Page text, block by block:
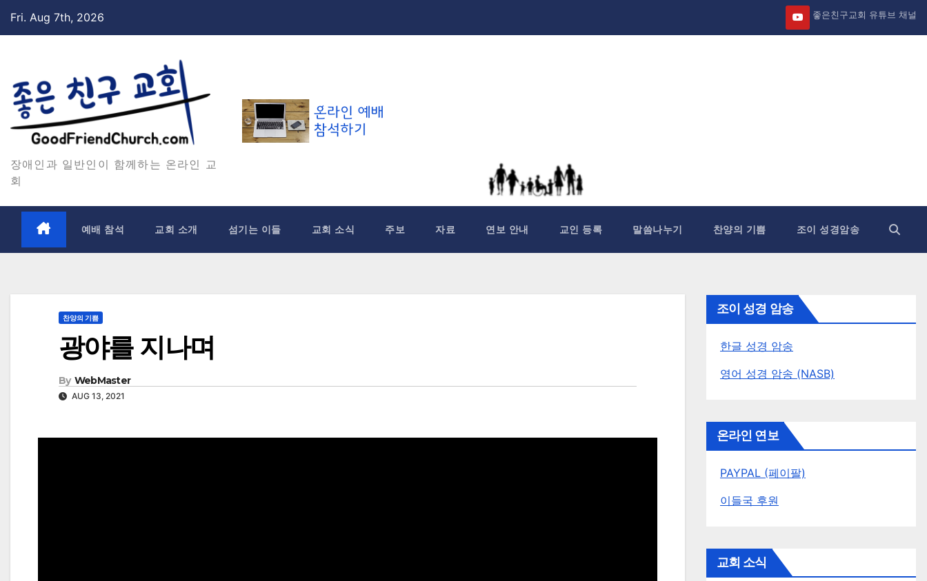
Fri. Aug 7th, 2026 좋은친구교회 유튜브 채널
장애인과 일반인이 함께하는 온라인 교
회
예배 참석 교회 소개 섬기는 이들 교회 소식 주보 자료 연보 안내 교인 등록 말씀나누기 찬양의 기쁨 조이 성경암송
찬양의 기쁨
광야를 지나며
By WebMaster
AUG 13, 2021
조이 성경 암송
한글 성경 암송
영어 성경 암송 (NASB)
온라인 연보
PAYPAL (페이팔)
이들국 후원
교회 소식